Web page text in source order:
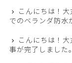
こんにちは！
でのベランダ防水
こんにちは！
事が完了しました。